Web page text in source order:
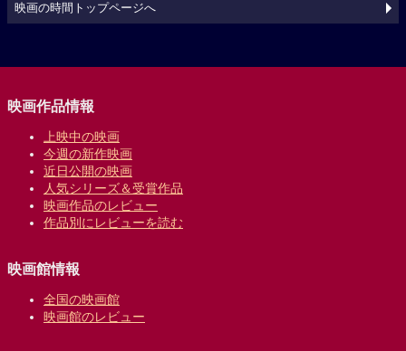
映画の時間トップページへ
映画作品情報
上映中の映画
今週の新作映画
近日公開の映画
人気シリーズ＆受賞作品
映画作品のレビュー
作品別にレビューを読む
映画館情報
全国の映画館
映画館のレビュー